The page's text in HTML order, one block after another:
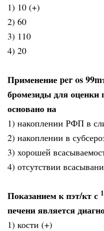
1) 10 (+)
2) 60
3) 110
4) 20
Применение per os
бромезиды для
основано на
1) накоплении РФП в
2) накоплении в
3) хорошей
4) отсутствии
Показанием к пэт/кт с
печени является
1) кости (+)